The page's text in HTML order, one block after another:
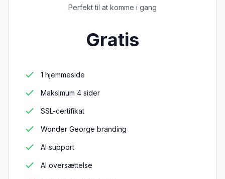
Perfekt til at komme i gang
Gratis
1 hjemmeside
Maksimum 4 sider
SSL-certifikat
Wonder George branding
AI support
AI oversættelse